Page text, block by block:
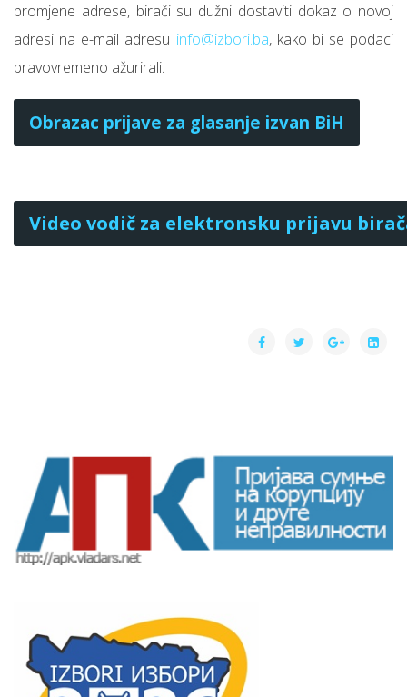
promjene adrese, birači su dužni dostaviti dokaz o novoj
adresi na e-mail adresu info@izbori.ba, kako bi se podaci
pravovremeno ažurirali.
Obrazac prijave za glasanјe izvan BiH
Video vodič za elektronsku prijavu